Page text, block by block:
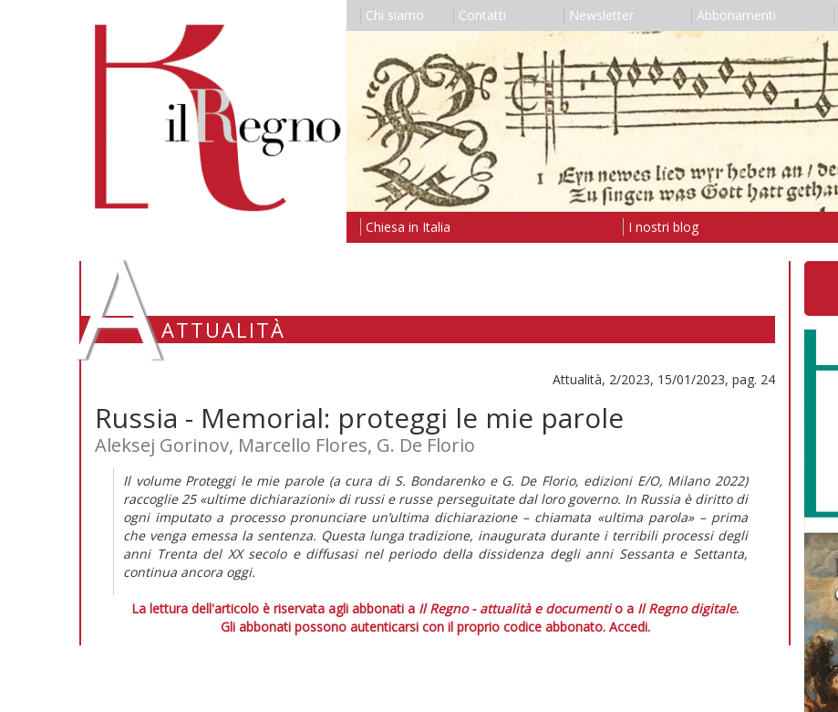
Chi siamo Contatti Newsletter Abbonamenti
Chiesa in Italia I nostri blog
AATTUALITÀ
Attualità, 2/2023, 15/01/2023, pag. 24
Russia - Memorial: proteggi le mie parole
Aleksej Gorinov, Marcello Flores, G. De Florio
Il volume Proteggi le mie parole(a cura di S. Bondarenko e G. De Florio, edizioni E/O, Milano 2022)
raccoglie 25 «ultime dichiarazioni» di russi e russe perseguitate dal loro governo. In Russia è diritto di
ogni imputato a processo pronunciare un’ultima dichiarazione – chiamata «ultima parola» – prima
che venga emessa la sentenza. Questa lunga tradizione, inaugurata durante i terribili processi degli
anni Trenta del XX secolo e diffusasi nel periodo della dissidenza degli anni Sessanta e Settanta,
continua ancora oggi.
La lettura dell'articolo è riservata agli abbonati a Il Regno - attualità e documentio a Il Regno digitale.
Gli abbonati possono autenticarsi con il proprio codice abbonato. Accedi.